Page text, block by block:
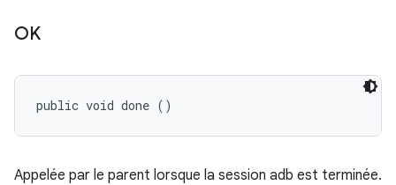
OK
public void done ()
Appelée par le parent lorsque la session adb est terminée.